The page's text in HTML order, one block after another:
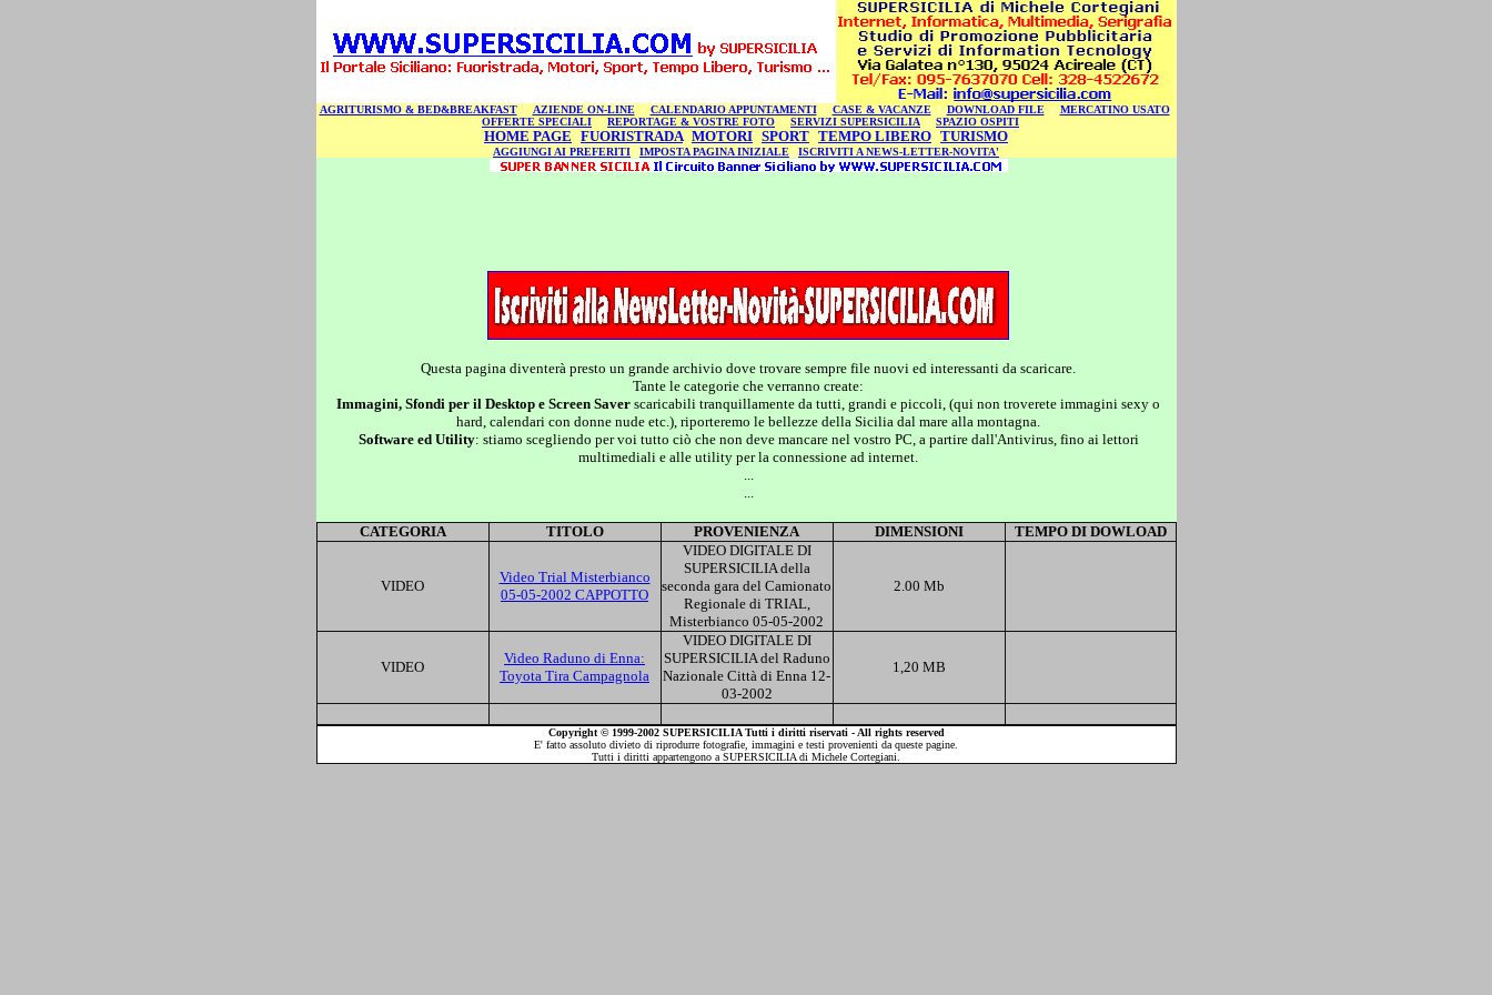
AGRITURISMO & BED&BREAKFAST | AZIENDE ON-LINE | CALENDARIO APPUNTAMENTI | CASE & VACANZE |DOWNLOAD FILE |MERCATINO USATO
| OFFERTE SPECIALI | REPORTAGE & VOSTRE FOTO | SERVIZI SUPERSICILIA | SPAZIO OSPITI
HOME PAGE | FUORISTRADA | MOTORI | SPORT | TEMPO LIBERO | TURISMO
AGGIUNGI AI PREFERITI | IMPOSTA PAGINA INIZIALE | ISCRIVITI A NEWS-LETTER-NOVITA'
Questa pagina diventerà presto un grande archivio dove trovare sempre file nuovi ed interessanti da scaricare.
Tante le categorie che verranno create:
Immagini, Sfondi per il Desktop e Screen Saver scaricabili tranquillamente da tutti, grandi e piccoli, (qui non troverete immagini sexy o
hard, calendari con donne nude etc.), riporteremo le bellezze della Sicilia dal mare alla montagna.
Software ed Utility: stiamo scegliendo per voi tutto ciò che non deve mancare nel vostro PC, a partire dall'Antivirus, fino ai lettori
multimediali e alle utility per la connessione ad internet.
...
...
CATEGORIA TITOLO PROVENIENZA DIMENSIONI TEMPO DI DOWLOAD
VIDEO
Video Trial Misterbianco
05-05-2002 CAPPOTTO
VIDEO DIGITALE DI
SUPERSICILIA della
seconda gara del Camionato
Regionale di TRIAL,
Misterbianco 05-05-2002
2.00 Mb
VIDEO
Video Raduno di Enna:
Toyota Tira Campagnola
VIDEO DIGITALE DI
SUPERSICILIA del Raduno
Nazionale Città di Enna 12-
03-2002
1,20 MB
Copyright © 1999-2002 SUPERSICILIA Tutti i diritti riservati - All rights reserved
E' fatto assoluto divieto di riprodurre fotografie, immagini e testi provenienti da queste pagine.
Tutti i diritti appartengono a SUPERSICILIA di Michele Cortegiani.